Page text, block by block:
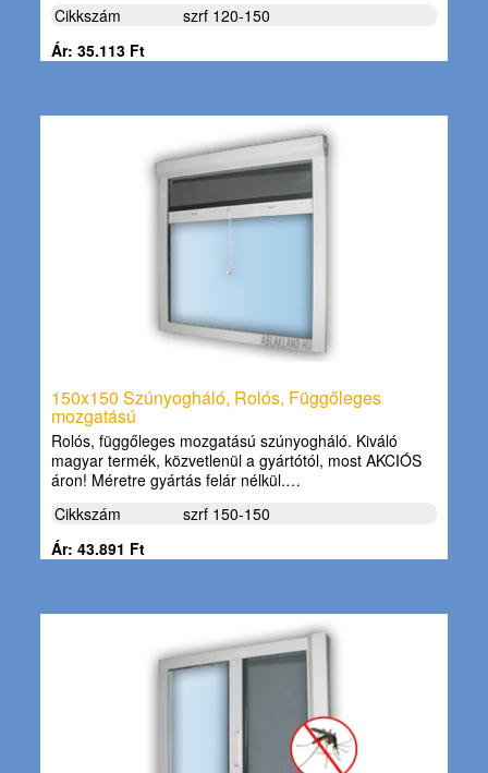
Cikkszám
szrf 120-150
Ár: 35.113 Ft
150x150 Szúnyogháló, Rolós, Függőleges
mozgatású
Rolós, függőleges mozgatású szúnyogháló. Kiváló
magyar termék, közvetlenül a gyártótól, most AKCIÓS
áron! Méretre gyártás felár nélkül.…
Cikkszám
szrf 150-150
Ár: 43.891 Ft